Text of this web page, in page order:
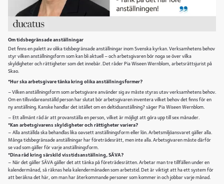
Om tidsbegränsade anställningar
Det finns en palett av olika tidsbegränsade anställningar inom Svenska kyrkan. Verksamhetens behov
styr vilken anställningsform som kan bli aktuell – och arbetsgivaren bör noga se över vilka
skyldigheter och rättigheter som det innebär. Det råder Pia Wiseen Wernblom, arbetsrättsjurist på
Skao.
*Hur ska arbetsgivare tänka kring olika anställningsformer?
– Vilken anställningsform som arbetsgivare använder sig av måste styras utav verksamhetens behov.
Om en tillsvidareanställd person har slutat bör arbetsgivaren inventera vilket behov det finns för en
ny anställning. Kanske handlar det istället om en deltidsanställning? säger Pia Wiseen Wernblom.
– Ett allmänt råd är att provanställa en person, vilket är möjligt att göra upp till sex månader.
*Kan arbetsgivarens skyldigheter och rättigheter variera?
– Alla anställda ska behandlas lika oavsett anställningsform eller lön. Arbetsmiljöansvaret gäller alla.
Många tidsbegränsade anställningar har företrädesrätt, men inte alla. Arbetsgivaren måste därför
se vad som gäller för varje anställningsform.
*Dina råd kring särskild visstidsanställning, SÄVA?
– När det gäller SÄVA gäller det att tänka på företrädesrätten. Arbetar man tre tillfällen under en
kalendermånad, så räknas hela kalendermånaden som arbetstid. Det är viktigt att ha ett system för
att beräkna det här, om man har återkommande personer som kommer in och jobbar varje månad.